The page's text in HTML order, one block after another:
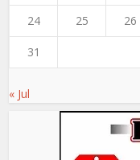
24 25 26
31
« Jul